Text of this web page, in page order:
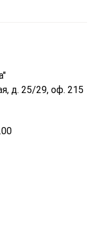
д. 25/29, оф. 215